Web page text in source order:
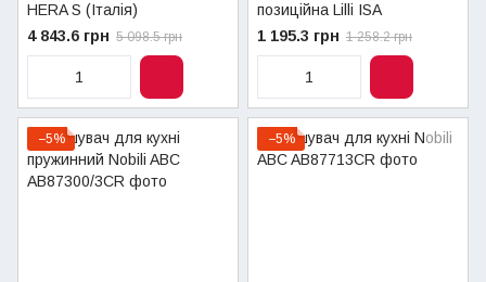
HERA S (Італія)
4 843.6 грн 5 098.5 грн
позиційна Lilli ISA
1 195.3 грн 1 258.2 грн
−5% −5%